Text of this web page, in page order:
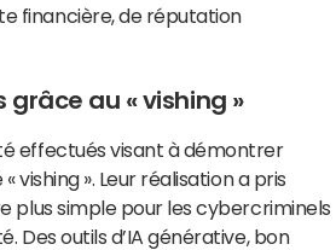
financière, de réputation
au « vishing »
effectués visant à démontrer
vishing ». Leur réalisation a pris
plus simple pour les cybercriminels
Des outils d’IA générative, bon